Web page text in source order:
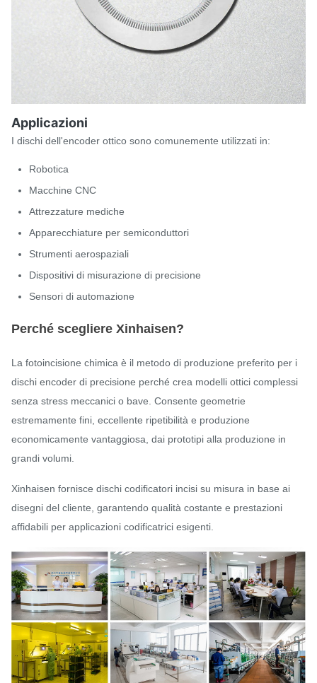
Applicazioni
I dischi dell'encoder ottico sono comunemente utilizzati in:
Robotica
Macchine CNC
Attrezzature mediche
Apparecchiature per semiconduttori
Strumenti aerospaziali
Dispositivi di misurazione di precisione
Sensori di automazione
Perché scegliere Xinhaisen?
La fotoincisione chimica è il metodo di produzione preferito per i
dischi encoder di precisione perché crea modelli ottici complessi
senza stress meccanici o bave. Consente geometrie
estremamente fini, eccellente ripetibilità e produzione
economicamente vantaggiosa, dai prototipi alla produzione in
grandi volumi.
Xinhaisen fornisce dischi codificatori incisi su misura in base ai
disegni del cliente, garantendo qualità costante e prestazioni
affidabili per applicazioni codificatrici esigenti.